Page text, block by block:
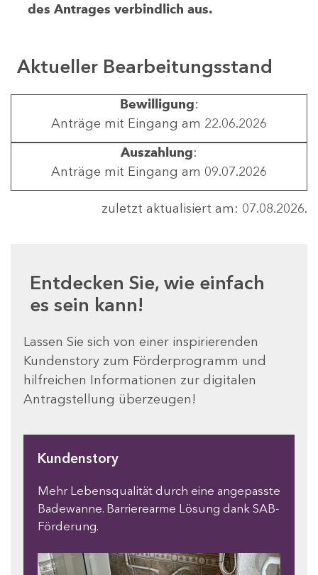
des Antrages verbindlich aus.
Aktueller Bearbeitungsstand
Bewilligung:
Anträge mit Eingang am 22.06.2026
Auszahlung:
Anträge mit Eingang am 09.07.2026
zuletzt aktualisiert am: 07.08.2026.
Entdecken Sie, wie einfach
es sein kann!
Lassen Sie sich von einer inspirierenden
Kundenstory zum Förderprogramm und
hilfreichen Informationen zur digitalen
Antragstellung überzeugen!
Kundenstory
Mehr Lebensqualität durch eine angepasste
Badewanne. Barrierearme Lösung dank SAB-
Förderung.